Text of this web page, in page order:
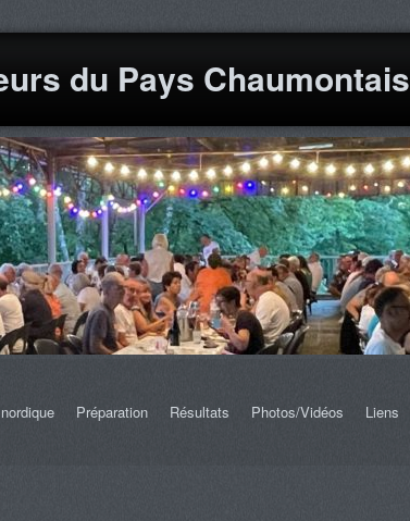
du Pays Chaumontais
Préparation Résultats Photos/Vidéos Liens